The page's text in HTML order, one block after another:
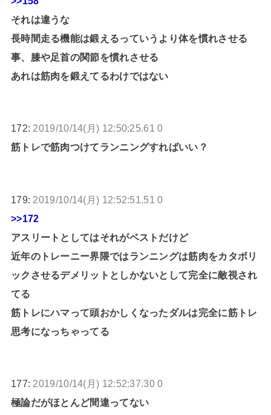
それは違うな
長時間走る機能は鍛えるっていうより体を慣れさせる
事、膝や足首の関節を慣れさせる
あれは筋肉を鍛えてるわけではない
172: 2019/10/14(月) 12:50:25.61 0
筋トレで筋肉つけてランニングすればいい？
179: 2019/10/14(月) 12:52:51.51 0
>>172
アスリートとしてはそれがベストだけど
近年のトレーニー界隈ではランニングは筋肉をカタボリ
ックさせるデメリットとしかないとして完全に敵視され
てる
筋トレにハマって頭おかしくなったダルは完全に筋トレ
思考になっちゃってる
177: 2019/10/14(月) 12:52:37.30 0
極論だがほとんど間違ってない